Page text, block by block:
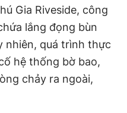
Gia Riveside, công
lắng đọng bùn
nhiên, quá trình thực
hệ thống bờ bao,
chảy ra ngoài,